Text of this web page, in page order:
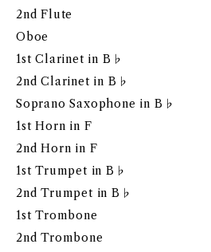
2nd Flute
Oboe
1st Clarinet in B♭
2nd Clarinet in B♭
Soprano Saxophone in B♭
1st Horn in F
2nd Horn in F
1st Trumpet in B♭
2nd Trumpet in B♭
1st Trombone
2nd Trombone